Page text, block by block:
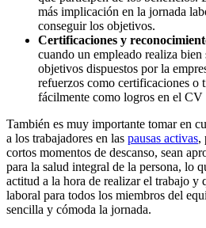
más implicación en la jornada
conseguir los objetivos.
Certificaciones y
cuando un empleado realiza bien
objetivos dispuestos por la
refuerzos como certificaciones o
fácilmente como logros en el CV
También es muy importante tomar en
a los trabajadores en las pausas activas,
cortos momentos de descanso, sean
para la salud integral de la persona, lo
actitud a la hora de realizar el trabajo y
laboral para todos los miembros del
sencilla y cómoda la jornada.